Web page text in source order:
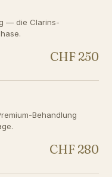
— die Clarins-
CHF 250
Behandlung
CHF 280